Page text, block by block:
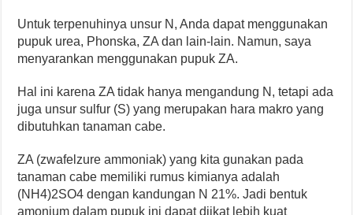
Untuk terpenuhinya unsur N, Anda dapat menggunakan
pupuk urea, Phonska, ZA dan lain-lain. Namun, saya
menyarankan menggunakan pupuk ZA.
Hal ini karena ZA tidak hanya mengandung N, tetapi ada
juga unsur sulfur (S) yang merupakan hara makro yang
dibutuhkan tanaman cabe.
ZA (zwafelzure ammoniak) yang kita gunakan pada
tanaman cabe memiliki rumus kimianya adalah
(NH4)2SO4 dengan kandungan N 21%. Jadi bentuk
amonium dalam pupuk ini dapat diikat lebih kuat